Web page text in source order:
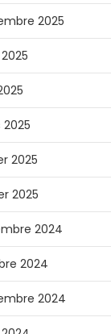
2025
2025
2025
2024
2024
2024